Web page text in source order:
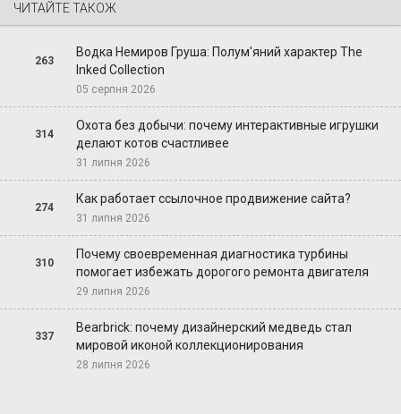
ЧИТАЙТЕ ТАКОЖ
263
Водка Немиров Груша: Полум'яний характер The
Inked Collection
05 серпня 2026
314
Охота без добычи: почему интерактивные игрушки
делают котов счастливее
31 липня 2026
274
Как работает ссылочное продвижение сайта?
31 липня 2026
310
Почему своевременная диагностика турбины
помогает избежать дорогого ремонта двигателя
29 липня 2026
337
Bearbrick: почему дизайнерский медведь стал
мировой иконой коллекционирования
28 липня 2026